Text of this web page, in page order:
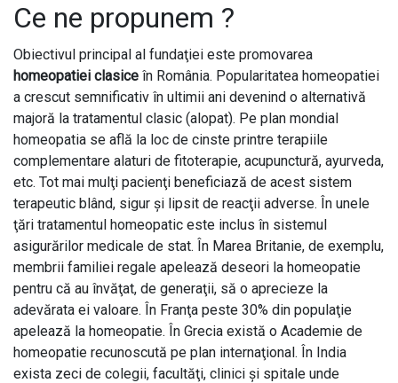
Ce ne propunem ?
Obiectivul principal al fundaţiei este promovarea
homeopatiei clasice în România. Popularitatea homeopatiei
a crescut semnificativ în ultimii ani devenind o alternativă
majoră la tratamentul clasic (alopat). Pe plan mondial
homeopatia se află la loc de cinste printre terapiile
complementare alaturi de fitoterapie, acupunctură, ayurveda,
etc. Tot mai mulţi pacienţi beneficiază de acest sistem
terapeutic blând, sigur şi lipsit de reacţii adverse. În unele
ţări tratamentul homeopatic este inclus în sistemul
asigurărilor medicale de stat. În Marea Britanie, de exemplu,
membrii familiei regale apelează deseori la homeopatie
pentru că au învăţat, de generaţii, să o aprecieze la
adevărata ei valoare. În Franţa peste 30% din populaţie
apelează la homeopatie. În Grecia există o Academie de
homeopatie recunoscută pe plan internaţional. În India
exista zeci de colegii, facultăţi, clinici şi spitale unde